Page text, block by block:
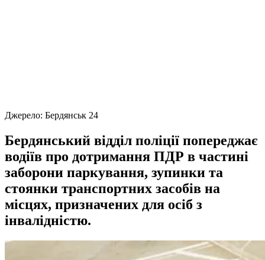
Джерело: Бердянськ 24
Бердянський відділ поліції попереджає
водіїв про дотримання ПДР в частині
заборони паркування, зупинки та
стоянки транспортних засобів на
місцях, призначених для осіб з
інвалідністю.